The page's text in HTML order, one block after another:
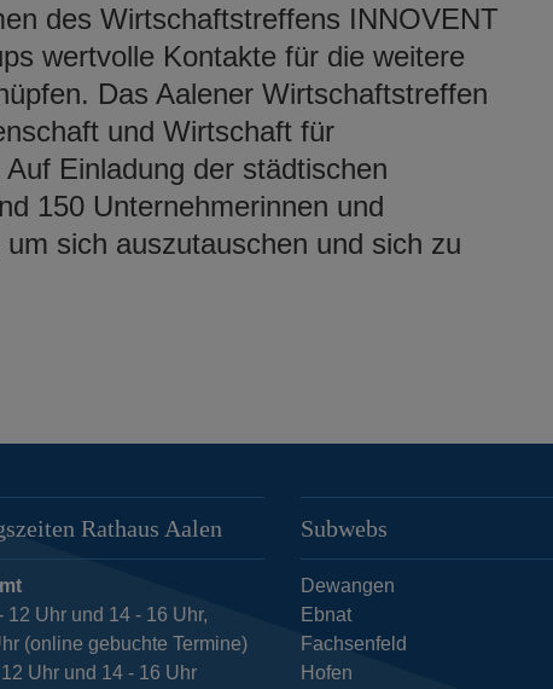
des Wirtschaftstreffens INNOVENT
wertvolle Kontakte für die weitere
Das Aalener Wirtschaftstreffen
und Wirtschaft für
Einladung der städtischen
150 Unternehmerinnen und
sich auszutauschen und sich zu
Rathaus Aalen
12 Uhr und 14 - 16 Uhr,
(online gebuchte Termine)
Uhr und 14 - 16 Uhr
Subwebs
Dewangen
Ebnat
Fachsenfeld
Hofen